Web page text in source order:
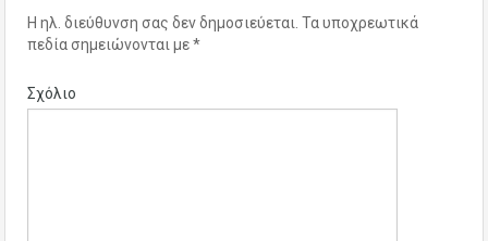
Η ηλ. διεύθυνση σας δεν δημοσιεύεται. Τα υποχρεωτικά
πεδία σημειώνονται με*
Σχόλιο